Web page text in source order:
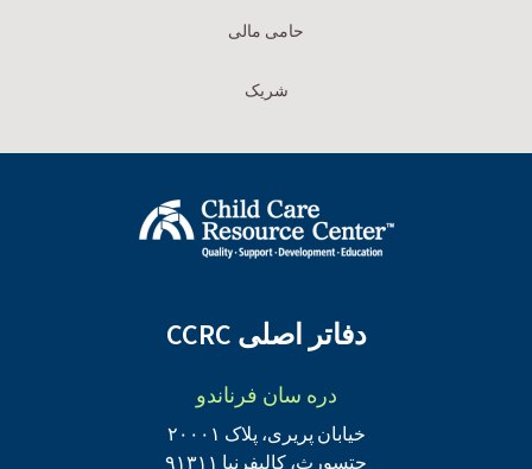
حامی مالی
شریک
دفاتر اصلی CCRC
دره سان فرناندو
خیابان پریری، پلاک ۲۰۰۰۱
چتسورث، کالیفرنیا ۹۱۳۱۱